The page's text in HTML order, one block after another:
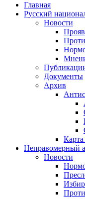
Главная
Русский
Новости
Документы
Архив
Неправомерный
Новости